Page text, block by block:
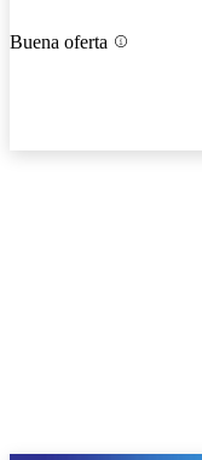
Buena oferta